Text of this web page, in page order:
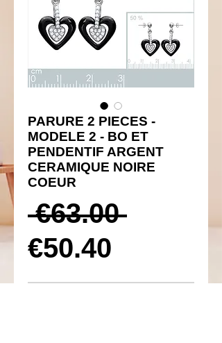
PARURE 2 PIECES -
MODELE 2 - BO ET
PENDENTIF ARGENT
CERAMIQUE NOIRE
COEUR
€63.00 Prix
€50.40